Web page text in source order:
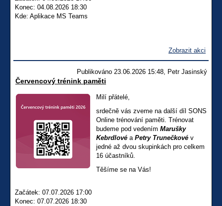
Konec: 04.08.2026 18:30
Kde: Aplikace MS Teams
Zobrazit akci
Publikováno 23.06.2026 15:48, Petr Jasinský
Červencový trénink paměti
Milí přátelé,
srdečně vás zveme na další díl SONS
Online trénování paměti. Trénovat
budeme pod vedením Marušky
Kebrdlové a Petry Trunečkové v
jedné až dvou skupinkách pro celkem
16 účastníků.
Těšíme se na Vás!
Začátek: 07.07.2026 17:00
Konec: 07.07.2026 18:30